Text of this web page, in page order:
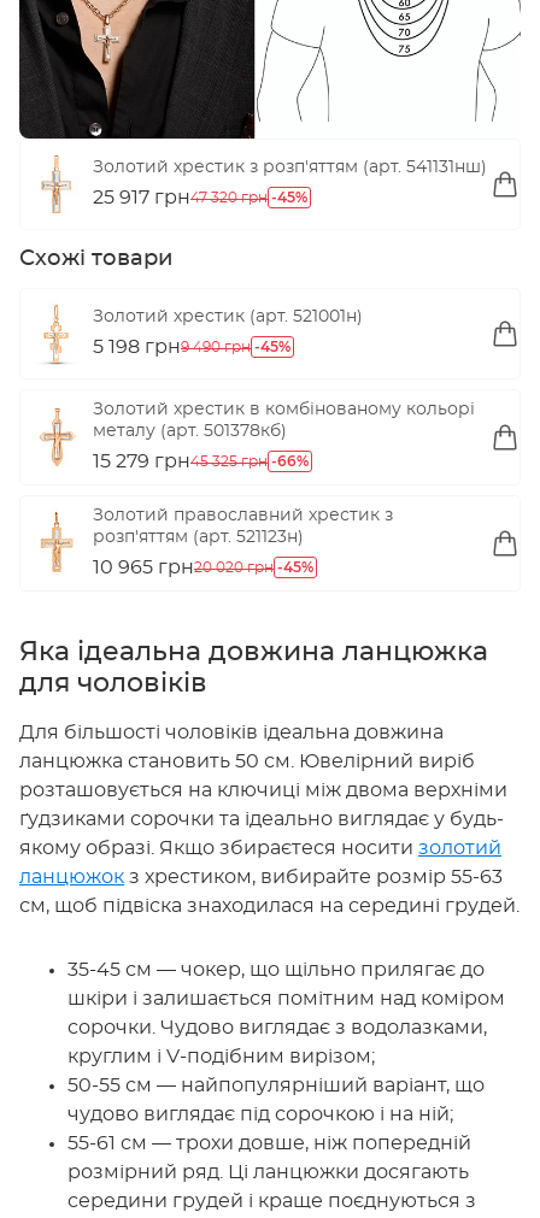
Золотий хрестик з розп'яттям (арт. 541131нш)
25 917 грн47 320 грн -45%
Схожі товари
Золотий хрестик (арт. 521001н)
5 198 грн9 490 грн -45%
Золотий хрестик в комбінованому кольорі
металу (арт. 501378кб)
15 279 грн45 325 грн -66%
Золотий православний хрестик з
розп'яттям (арт. 521123н)
10 965 грн20 020 грн -45%
Яка ідеальна довжина ланцюжка
для чоловіків
Для більшості чоловіків ідеальна довжина
ланцюжка становить 50 см. Ювелірний виріб
розташовується на ключиці між двома верхніми
ґудзиками сорочки та ідеально виглядає у будь-
якому образі. Якщо збираєтеся носити золотий
ланцюжок з хрестиком, вибирайте розмір 55-63
см, щоб підвіска знаходилася на середині грудей.
35-45 см — чокер, що щільно прилягає до
шкіри і залишається помітним над коміром
сорочки. Чудово виглядає з водолазками,
круглим і V-подібним вирізом;
50-55 см — найпопулярніший варіант, що
чудово виглядає під сорочкою і на ній;
55-61 см — трохи довше, ніж попередній
розмірний ряд. Ці ланцюжки досягають
середини грудей і краще поєднуються з